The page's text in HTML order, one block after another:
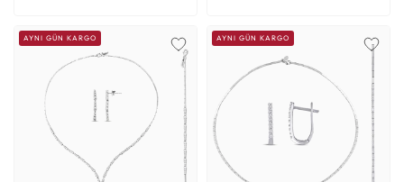
AYNI GÜN KARGO AYNI GÜN KARGO